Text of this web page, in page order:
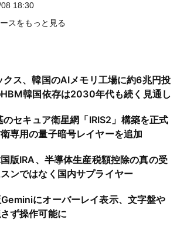
18:30
スをもっと見る
クス、韓国のAIメモリ工場に約6兆円投
韓国依存は2030年代も続く見通し
セキュア衛星網「IRIS2」構築を正式
専用の量子暗号レイヤーを追加
国版IRA、半導体生産税額控除の真の受
ンではなく国内サプライヤー
にオーバーレイ表示、文字盤や
ず操作可能に